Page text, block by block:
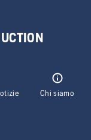
Chi siamo